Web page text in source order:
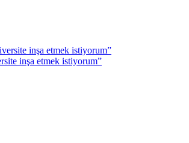
inşa etmek istiyorum”